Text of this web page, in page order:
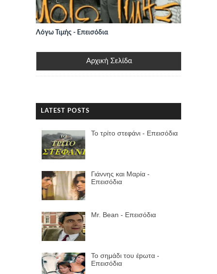
Λόγω Τιμής - Επεισόδια
Αρχική Σελίδα
LATEST POSTS
Το τρίτο στεφάνι - Επεισόδια
Γιάννης και Μαρία -
Επεισόδια
Mr. Bean - Επεισόδια
Το σημάδι του έpωτα -
Επεισόδια